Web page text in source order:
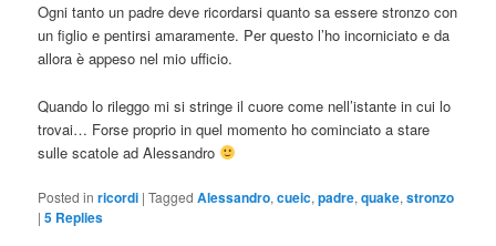
Ogni tanto un padre deve ricordarsi quanto sa essere stronzo con
un figlio e pentirsi amaramente. Per questo l’ho incorniciato e da
allora è appeso nel mio ufficio.
Quando lo rileggo mi si stringe il cuore come nell’istante in cui lo
trovai… Forse proprio in quel momento ho cominciato a stare
sulle scatole ad Alessandro
Posted in ricordi |Tagged Alessandro,cueic,padre,quake,stronzo
|5 Replies